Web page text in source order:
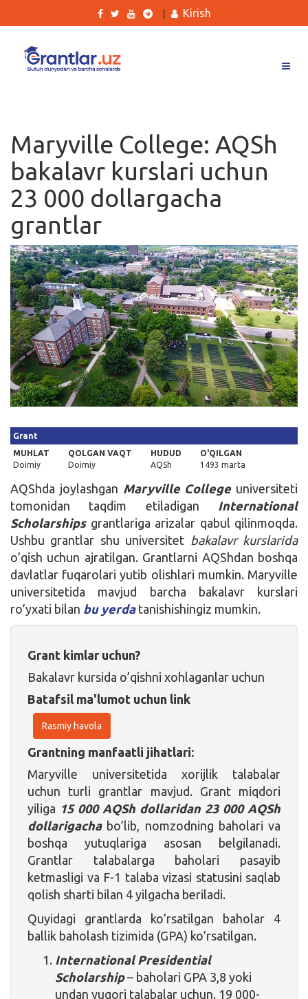
Ishlar
Kurslar
Blog
Yana
Qidirish
Kirish
Kirish
Maryville College: AQSh
bakalavr kurslari uchun
23 000 dollargacha
grantlar
Grant
MUHLAT
Doimiy
QOLGAN VAQT
Doimiy
HUDUD
AQSh
O'QILGAN
1493 marta
AQShda joylashgan Maryville Collegeuniversiteti
tomonidan taqdim etiladigan International
Scholarships grantlariga arizalar qabul qilinmoqda.
Ushbu grantlar shu universitet bakalavr kurslarida
o’qish uchun ajratilgan. Grantlarni AQShdan boshqa
davlatlar fuqarolari yutib olishlari mumkin. Maryville
universitetida mavjud barcha bakalavr kurslari
ro’yxati bilan bu yerdatanishishingiz mumkin.
Grant kimlar uchun?
Bakalavr kursida o’qishni xohlaganlar uchun
Batafsil ma'lumot uchun link
Rasmiy havola
Grantning manfaatli jihatlari:
Maryville universitetida xorijlik talabalar
uchun turli grantlar mavjud. Grant miqdori
yiliga 15 000 AQSh dollaridan 23 000 AQSh
dollarigachabo’lib, nomzodning baholari va
boshqa yutuqlariga asosan belgilanadi.
Grantlar talabalarga baholari pasayib
ketmasligi va F-1 talaba vizasi statusini saqlab
qolish sharti bilan 4 yilgacha beriladi.
Quyidagi grantlarda ko’rsatilgan baholar 4
ballik baholash tizimida (GPA) ko’rsatilgan.
International Presidential
Scholarship– baholari GPA 3,8 yoki
undan yuqori talabalar uchun. 19 000-